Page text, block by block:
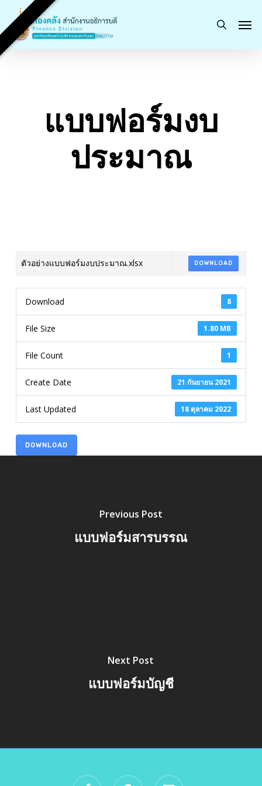
main
content
search
แบบฟอร์มงบ
ประมาณ
ตัวอย่างแบบฟอร์มงบประมาณ.xlsx DOWNLOAD
8
Download
1.80 MB
File Size
1
File Count
21 กันยายน 2021
Create Date
18 ตุลาคม 2022
Last Updated
DOWNLOAD
Previous Post
แบบฟอร์มสารบรรณ
Next Post
แบบฟอร์มบัญชี
facebook google- email